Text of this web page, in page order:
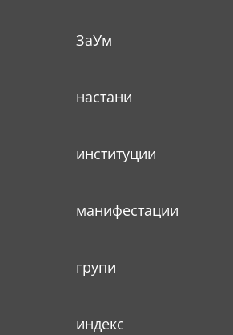
ЗаУм
настани
институции
манифестации
групи
индекс